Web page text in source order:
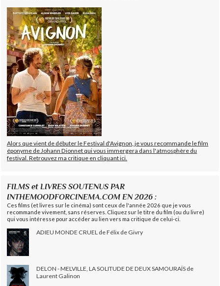
Alors que vient de débuter le Festival d'Avignon, je vous recommande le film
éponyme de Johann Dionnet qui vous immergera dans l'atmosphère du
festival. Retrouvez ma critique en cliquant ici.
FILMS et LIVRES SOUTENUS PAR
INTHEMOODFORCINEMA.COM EN 2026 :
Ces films (et livres sur le cinéma) sont ceux de l'année 2026 que je vous
recommande vivement, sans réserves. Cliquez sur le titre du film (ou du livre)
qui vous intéresse pour accéder au lien vers ma critique de celui-ci.
ADIEU MONDE CRUEL de Félix de Givry
DELON - MELVILLE, LA SOLITUDE DE DEUX SAMOURAÏS de
Laurent Galinon